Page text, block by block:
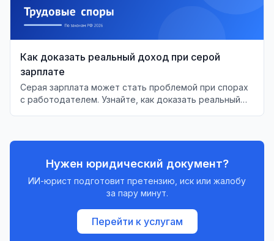
Как доказать реальный доход при серой
зарплате
Серая зарплата может стать проблемой при спорах
с работодателем. Узнайте, как доказать реальный
Нужен юридический документ?
ИИ-юрист подготовит претензию, иск или жалобу
за пару минут.
Перейти к услугам